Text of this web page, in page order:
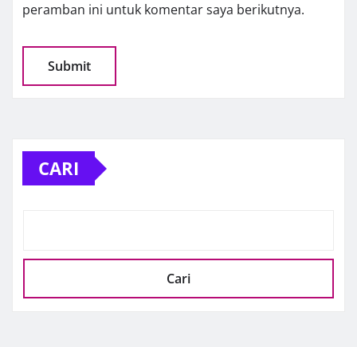
peramban ini untuk komentar saya berikutnya.
CARI
Cari